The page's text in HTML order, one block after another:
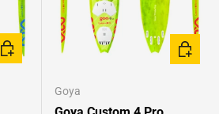
OPTIONEN AUSWÄHLEN
Goya